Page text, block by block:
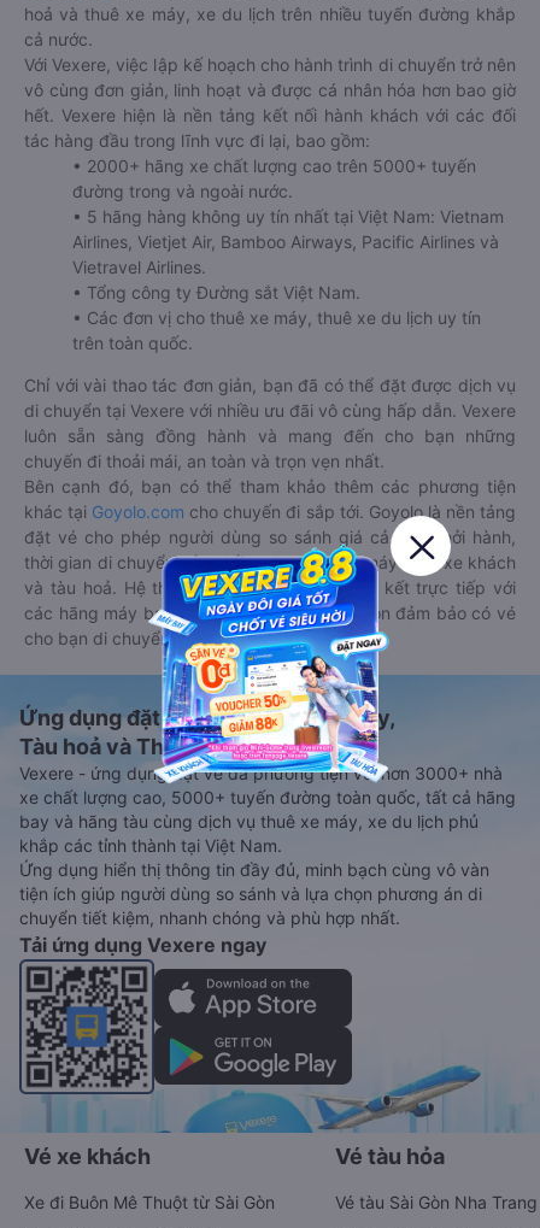
hoả và thuê xe máy, xe du lịch trên nhiều tuyến đường khắp
cả nước.
Với Vexere, việc lập kế hoạch cho hành trình di chuyển trở nên
vô cùng đơn giản, linh hoạt và được cá nhân hóa hơn bao giờ
hết. Vexere hiện là nền tảng kết nối hành khách với các đối
tác hàng đầu trong lĩnh vực đi lại, bao gồm:
• 2000+ hãng xe chất lượng cao trên 5000+ tuyến
đường trong và ngoài nước.
• 5 hãng hàng không uy tín nhất tại Việt Nam: Vietnam
Airlines, Vietjet Air, Bamboo Airways, Pacific Airlines và
Vietravel Airlines.
• Tổng công ty Đường sắt Việt Nam.
• Các đơn vị cho thuê xe máy, thuê xe du lịch uy tín
trên toàn quốc.
Chỉ với vài thao tác đơn giản, bạn đã có thể đặt được dịch vụ
di chuyển tại Vexere với nhiều ưu đãi vô cùng hấp dẫn. Vexere
luôn sẵn sàng đồng hành và mang đến cho bạn những
chuyến đi thoải mái, an toàn và trọn vẹn nhất.
Bên cạnh đó, bạn có thể tham khảo thêm các phương tiện
khác tại Goyolo.com cho chuyến đi sắp tới. Goyolo là nền tảng
đặt vé cho phép người dùng so sánh giá cả, giờ khởi hành,
thời gian di chuyển của nhiều phương tiện máy bay, xe khách
và tàu hoả. Hệ thống của Goyolo được liên kết trực tiếp với
các hãng máy bay, xe khách và tàu hoả, luôn đảm bảo có vé
cho bạn di chuyển.
Ứng dụng đặt vé Xe khách, Máy bay,
Tàu hoả và Thuê xe
Vexere - ứng dụng đặt vé đa phương tiện với hơn 3000+ nhà
xe chất lượng cao, 5000+ tuyến đường toàn quốc, tất cả hãng
bay và hãng tàu cùng dịch vụ thuê xe máy, xe du lịch phủ
khắp các tỉnh thành tại Việt Nam.
Ứng dụng hiển thị thông tin đầy đủ, minh bạch cùng vô vàn
tiện ích giúp người dùng so sánh và lựa chọn phương án di
chuyển tiết kiệm, nhanh chóng và phù hợp nhất.
Tải ứng dụng Vexere ngay
Vé xe khách
Xe đi Buôn Mê Thuột từ Sài Gòn
Vé tàu hỏa
Vé tàu Sài Gòn Nha Trang